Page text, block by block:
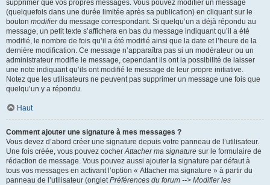
supprimer que vos propres messages. Vous pouvez modifier un message
(quelquefois dans une durée limitée après sa publication) en cliquant sur le
bouton modifierdu message correspondant. Si quelqu’un a déjà répondu au
message, un petit texte s’affichera en bas du message indiquant qu’il a été
modifié, le nombre de fois qu’il a été modifié ainsi que la date et l’heure de la
dernière modification. Ce message n’apparaîtra pas si un modérateur ou un
administrateur modifie le message, cependant ils ont la possibilité de laisser
une note indiquant qu’ils ont modifié le message de leur propre initiative.
Notez que les utilisateurs ne peuvent pas supprimer un message une fois que
quelqu’un y a répondu.
Haut
Comment ajouter une signature à mes messages ?
Vous devez d’abord créer une signature depuis votre panneau de l’utilisateur.
Une fois créée, vous pouvez cocherAttacher ma signature sur le formulaire de
rédaction de message. Vous pouvez aussi ajouter la signature par défaut à
tous vos messages en activant l’option « Attacher ma signature » à partir du
panneau de l’utilisateur (ongletPréférences du forum --> Modifier les